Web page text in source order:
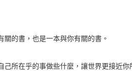
的書，也是一本與你有關的書。
所在乎的事做些什麼，讓世界更接近你